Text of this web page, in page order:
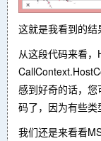
这就是我看到的结
从这段代码来看
感到好奇的话，
码了，因为有些类
我们还是来看看